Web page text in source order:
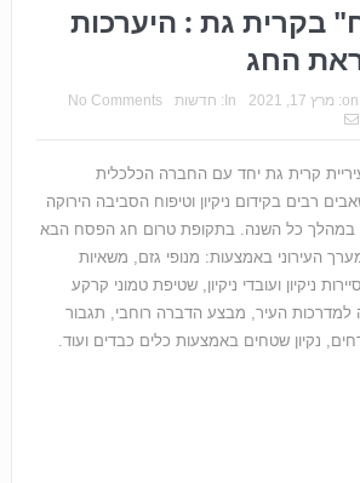
בקרית גת : היערכות
החג
on: מרץ 17, 2021 In: חדשות
No Comments
קרית גת יחד עם החברה הכלכלית
רבים בקידום ניקיון וטיפוח הסביבה הירוקה
במהלך כל השנה. בתקופת טרום חג הפסח הבא
העירוני באמצעות: מנופי גזם, משאיות
ניקיון ועובדי ניקיון, שטיפת טמוני קרקע
העיר, מבצע הדברה רוחבי, תגבור
נקיון שטחים באמצעות כלים כבדים ועוד.